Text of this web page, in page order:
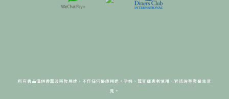
所有香品僅供香薰及宗教用途，不作任何醫療用途。 孕婦、蠶豆症患者慎用，宜諮詢專業醫生意
見。